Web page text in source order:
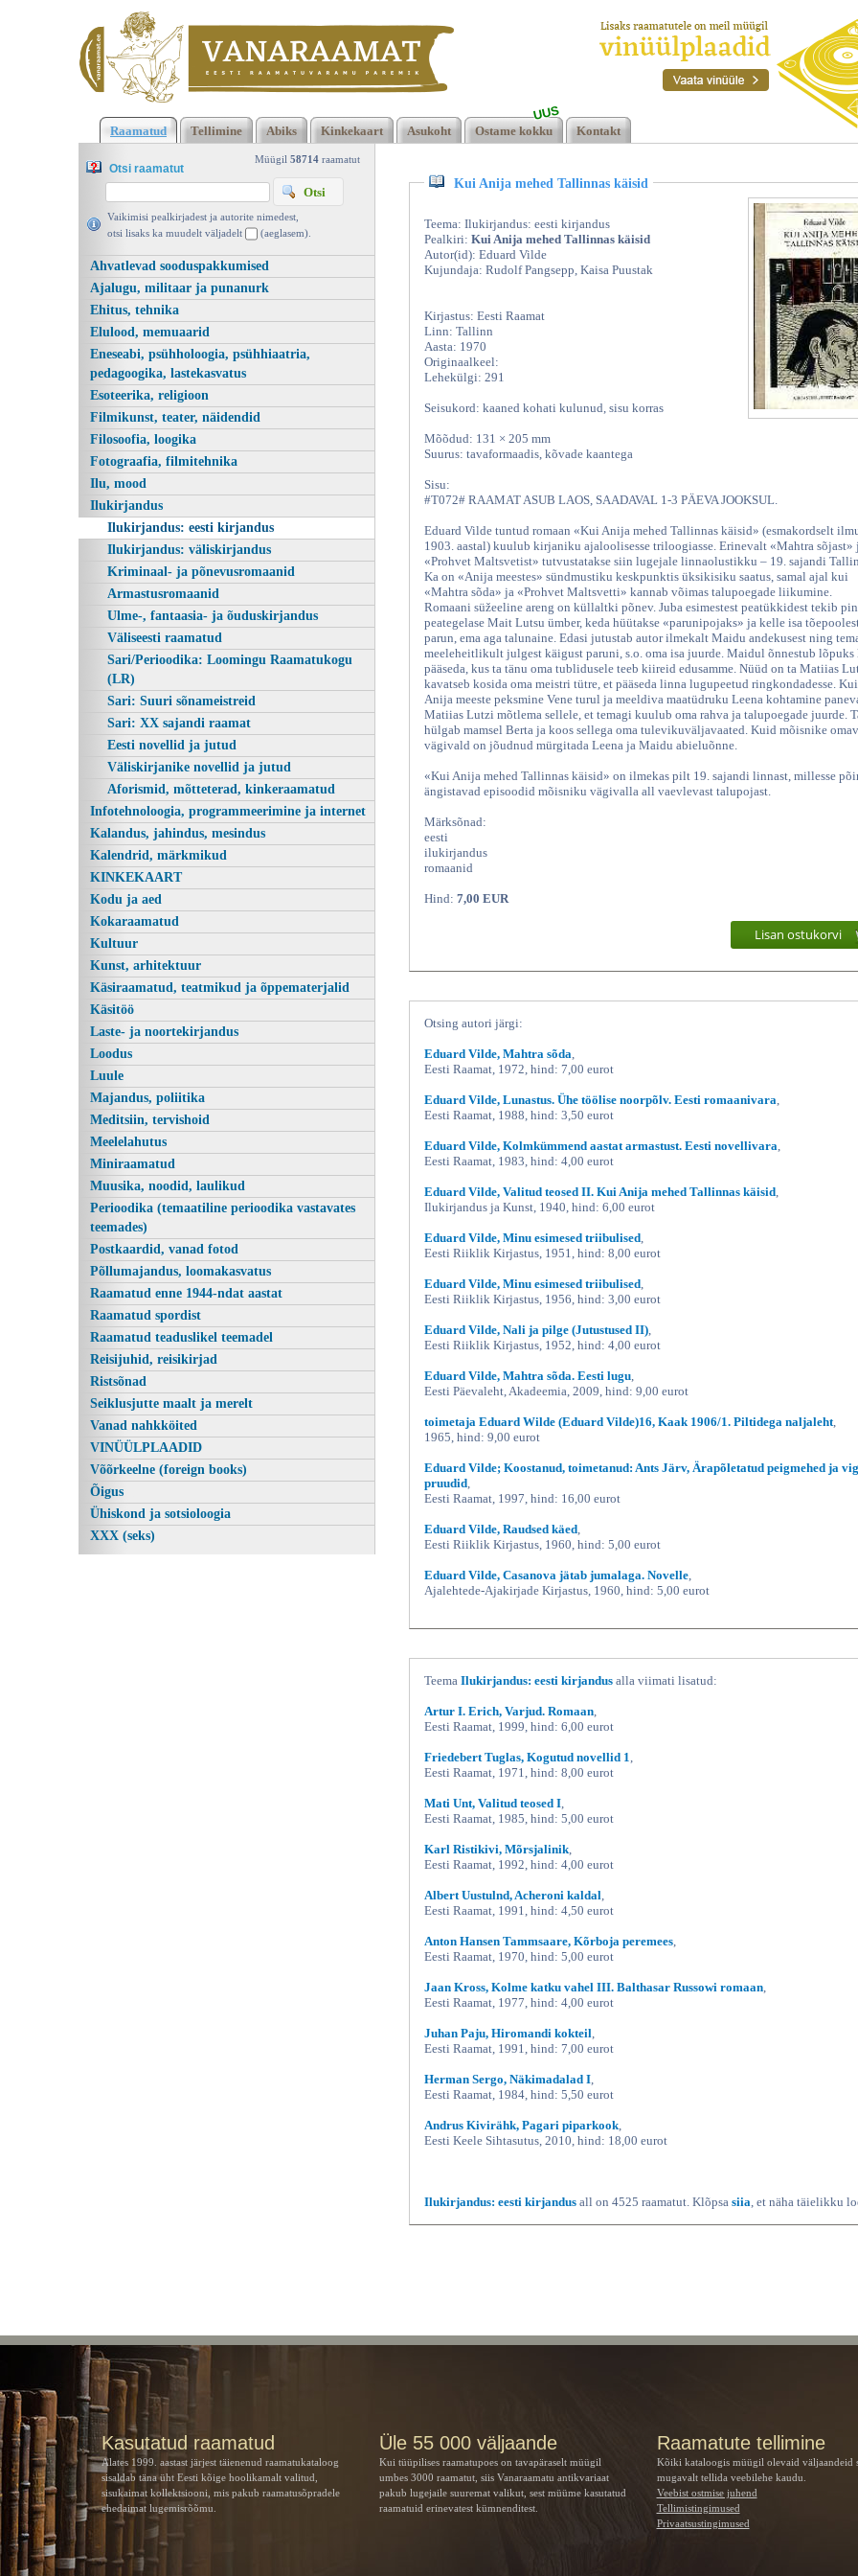
Kui Anija mehed Tallinnas
Klõpsa siia , et näha täielikku loendit!Kui Anija mehed Tallinnas
käisid, Eduard Vilde, Eesti Raamat 1970 | vanaraamat. ee
Raamatud Tellimine Abiks Kinkekaart Asukoht Ostame kokku
UUS
Kontakt
Müügil 58714 raamatut
Otsi raamatut
Vaikimisi pealkirjadest ja autorite nimedest,
otsi lisaks ka muudelt väljadelt
(aeglasem).
Ahvatlevad sooduspakkumised
Ajalugu, militaar ja punanurk
Ehitus, tehnika
Elulood, memuaarid
Eneseabi, psühholoogia, psühhiaatria,
pedagoogika, lastekasvatus
Esoteerika, religioon
Filmikunst, teater, näidendid
Filosoofia, loogika
Fotograafia, filmitehnika
Ilu, mood
Ilukirjandus
Ilukirjandus: eesti kirjandus
Ilukirjandus: väliskirjandus
Kriminaal- ja põnevusromaanid
Armastusromaanid
Ulme-, fantaasia- ja õuduskirjandus
Väliseesti raamatud
Sari/Perioodika: Loomingu Raamatukogu
(LR)
Sari: Suuri sõnameistreid
Sari: XX sajandi raamat
Eesti novellid ja jutud
Väliskirjanike novellid ja jutud
Aforismid, mõtteterad, kinkeraamatud
Infotehnoloogia, programmeerimine ja internet
Kalandus, jahindus, mesindus
Kalendrid, märkmikud
KINKEKAART
Kodu ja aed
Kokaraamatud
Kultuur
Kunst, arhitektuur
Käsiraamatud, teatmikud ja õppematerjalid
Käsitöö
Laste- ja noortekirjandus
Loodus
Luule
Majandus, poliitika
Meditsiin, tervishoid
Meelelahutus
Miniraamatud
Muusika, noodid, laulikud
Perioodika (temaatiline perioodika vastavates
teemades)
Postkaardid, vanad fotod
Põllumajandus, loomakasvatus
Raamatud enne 1944-ndat aastat
Raamatud spordist
Raamatud teaduslikel teemadel
Reisijuhid, reisikirjad
Ristsõnad
Seiklusjutte maalt ja merelt
Vanad nahkköited
VINÜÜLPLAADID
Võõrkeelne (foreign books)
Õigus
Ühiskond ja sotsioloogia
XXX (seks)
Kui Anija mehed Tallinnas käisid
Teema: Ilukirjandus: eesti kirjandus
Pealkiri: Kui Anija mehed Tallinnas käisid
Autor(id): Eduard Vilde
Kujundaja: Rudolf Pangsepp, Kaisa Puustak
Kirjastus: Eesti Raamat
Linn: Tallinn
Aasta: 1970
Originaalkeel:
Lehekülgi: 291
Seisukord: kaaned kohati kulunud, sisu korras
Mõõdud: 131 × 205 mm
Suurus: tavaformaadis, kõvade kaantega
Sisu:
#T072# RAAMAT ASUB LAOS, SAADAVAL 1-3 PÄEVA JOOKSUL.
Eduard Vilde tuntud romaan «Kui Anija mehed Tallinnas käisid» (esmakordselt
1903. aastal) kuulub kirjaniku ajaloolisesse triloogiasse. Erinevalt «Mahtra sõjast»
«Prohvet Maltsvetist» tutvustatakse siin lugejale linnaolustikku – 19. sajandi
Ka on «Anija meestes» sündmustiku keskpunktis üksikisiku saatus, samal ajal kui
«Mahtra sõda» ja «Prohvet Maltsvetti» kannab võimas talupoegade liikumine.
Romaani süžeeline areng on küllaltki põnev. Juba esimestest peatükkidest tekib
peategelase Mait Lutsu ümber, keda hüütakse «parunipojaks» ja kelle isa
parun, ema aga talunaine. Edasi jutustab autor ilmekalt Maidu andekusest ning
meeleheitlikult julgest käigust paruni, s.o. oma isa juurde. Maidul õnnestub lõpuks
pääseda, kus ta tänu oma tublidusele teeb kiireid edusamme. Nüüd on ta Matiias
kavatseb kosida oma meistri tütre, et pääseda linna lugupeetud ringkondadesse.
Anija meeste peksmine Vene turul ja meeldiva maatüdruku Leena kohtamine
Matiias Lutzi mõtlema sellele, et temagi kuulub oma rahva ja talupoegade juurde.
hülgab mamsel Berta ja koos sellega oma tulevikuväljavaated. Kuid mõisnike
vägivald on jõudnud mürgitada Leena ja Maidu abieluõnne.
«Kui Anija mehed Tallinnas käisid» on ilmekas pilt 19. sajandi linnast, millesse
ängistavad episoodid mõisniku vägivalla all vaevlevast talupojast.
Märksõnad:
eesti
ilukirjandus
romaanid
Hind: 7,00 EUR
Lisan ostukorvi
Otsing autori järgi:
Eduard Vilde, Mahtra sõda
Eesti Raamat, 1972, hind: 7,00 eurot
Eduard Vilde, Lunastus. Ühe töölise noorpõlv. Eesti romaanivara
Eesti Raamat, 1988, hind: 3,50 eurot
Eduard Vilde, Kolmkümmend aastat armastust. Eesti novellivara
Eesti Raamat, 1983, hind: 4,00 eurot
Eduard Vilde, Valitud teosed II. Kui Anija mehed Tallinnas käisid
Ilukirjandus ja Kunst, 1940, hind: 6,00 eurot
Eduard Vilde, Minu esimesed triibulised
Eesti Riiklik Kirjastus, 1951, hind: 8,00 eurot
Eduard Vilde, Minu esimesed triibulised
Eesti Riiklik Kirjastus, 1956, hind: 3,00 eurot
Eduard Vilde, Nali ja pilge (Jutustused II)
Eesti Riiklik Kirjastus, 1952, hind: 4,00 eurot
Eduard Vilde, Mahtra sõda. Eesti lugu
Eesti Päevaleht, Akadeemia, 2009, hind: 9,00 eurot
toimetaja Eduard Wilde (Eduard Vilde)16, Kaak 1906/1. Piltidega naljaleht
1965, hind: 9,00 eurot
Eduard Vilde; Koostanud, toimetanud: Ants Järv, Ärapõletatud peigmehed ja
pruudid
Eesti Raamat, 1997, hind: 16,00 eurot
Eduard Vilde, Raudsed käed
Eesti Riiklik Kirjastus, 1960, hind: 5,00 eurot
Eduard Vilde, Casanova jätab jumalaga. Novelle
Ajalehtede-Ajakirjade Kirjastus, 1960, hind: 5,00 eurot
Teema Ilukirjandus: eesti kirjandus alla viimati lisatud:
Artur I. Erich, Varjud. Romaan
Eesti Raamat, 1999, hind: 6,00 eurot
Friedebert Tuglas, Kogutud novellid 1
Eesti Raamat, 1971, hind: 8,00 eurot
Mati Unt, Valitud teosed I
Eesti Raamat, 1985, hind: 5,00 eurot
Karl Ristikivi, Mõrsjalinik
Eesti Raamat, 1992, hind: 4,00 eurot
Albert Uustulnd, Acheroni kaldal
Eesti Raamat, 1991, hind: 4,50 eurot
Anton Hansen Tammsaare, Kõrboja peremees
Eesti Raamat, 1970, hind: 5,00 eurot
Jaan Kross, Kolme katku vahel III. Balthasar Russowi romaan
Eesti Raamat, 1977, hind: 4,00 eurot
Juhan Paju, Hiromandi kokteil
Eesti Raamat, 1991, hind: 7,00 eurot
Herman Sergo, Näkimadalad I
Eesti Raamat, 1984, hind: 5,50 eurot
Andrus Kivirähk, Pagari piparkook
Eesti Keele Sihtasutus, 2010, hind: 18,00 eurot
Ilukirjandus: eesti kirjandus all on 4525 raamatut. Klõpsa siia , et näha täielikku
Kasutatud raamatud
Alates 1999. aastast järjest täienenud raamatukataloog
sisaldab täna üht Eesti kõige hoolikamalt valitud,
sisukaimat kollektsiooni, mis pakub raamatusõpradele
ehedaimat lugemisrõõmu.
Üle 55 000 väljaande
Kui tüüpilises raamatupoes on tavapäraselt müügil
umbes 3000 raamatut, siis Vanaraamatu antikvariaat
pakub lugejaile suuremat valikut, sest müüme kasutatud
raamatuid erinevatest kümnenditest.
Raamatute tellimine
Kõiki kataloogis müügil olevaid väljaandeid
mugavalt tellida veebilehe kaudu.
Veebist ostmise juhend
Tellimistingimused
Privaatsustingimused